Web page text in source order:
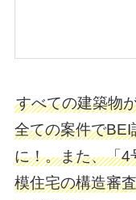
すべての建築物
全ての案件で
に！。また、「4
模住宅の構造審